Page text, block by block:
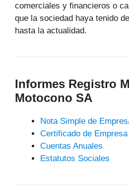
comerciales y financieros o
que la sociedad haya tenido
hasta la actualidad.
Informes Registro
Motocono SA
Nota Simple de
Certificado de Empresa
Cuentas Anuales
Estatutos Sociales